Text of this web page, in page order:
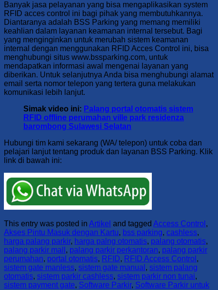
Banyak jasa pelayanan yang bisa mengaplikasikan system
RFID acces control ini bagi pihak yang membutuhkannya.
Diantaranya adalah BSS Parking yang memang memiliki
keahlian dalam layanan keamanan internal tersebut. Bagi
yang menginginkan untuk merubah sistem keamanan
internal dengan menggunakan RFID Acces Control ini, bisa
menghubungi situs www.bssparking.com, untuk
mendapatkan informasi awal mengenai layanan yang
diberikan. Untuk selanjutnya Anda bisa menghubungi alamat
email serta nomor telepon yang tertera guna melakukan
komunikasi lebih lanjut.
Simak video ini: Palang portal otomatis sistem
RFID offline perumahan ville park residenza
barombong Sulawesi Selatan
Hubungi tim kami sekarang (WA/ telepon) untuk coba dan
pelajari lanjut tentang produk dan layanan BSS Parking. Klik
link di bawah ini:
This entry was posted in Artikel and tagged Access Control ,
Akses Pintu Masuk dengan Kartu, bss parking, cashless,
harga palang parkir, harga palng otomatis, palang otomatis,
palang parkir mall , palang parkir perkantoran, palang parkir
perumahan, portal otomatis, RFID, RFID Access Control ,
sistem gate manless, sistem gate manual , sistem palang
otomatis, sistem parkir cashless, sistem parkir non tunai,
sistem payment gate, Software Parkir, Software Parkir untuk